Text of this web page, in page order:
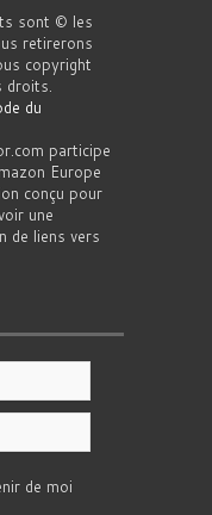
sont © les
retirerons
copyright
droits.
du
participe
Europe
conçu pour
une
de liens vers
de moi